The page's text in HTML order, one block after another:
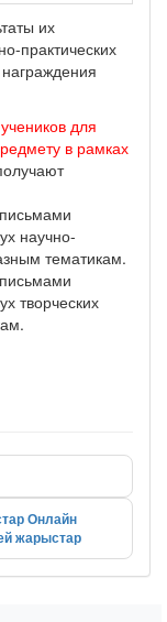
их
практических
для
в рамках
научно-
тематикам.
творческих
Онлайн
жарыстар